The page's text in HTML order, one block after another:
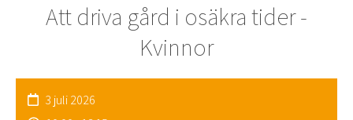
Att driva gård i osäkra tider -
Kvinnor
3 juli 2026